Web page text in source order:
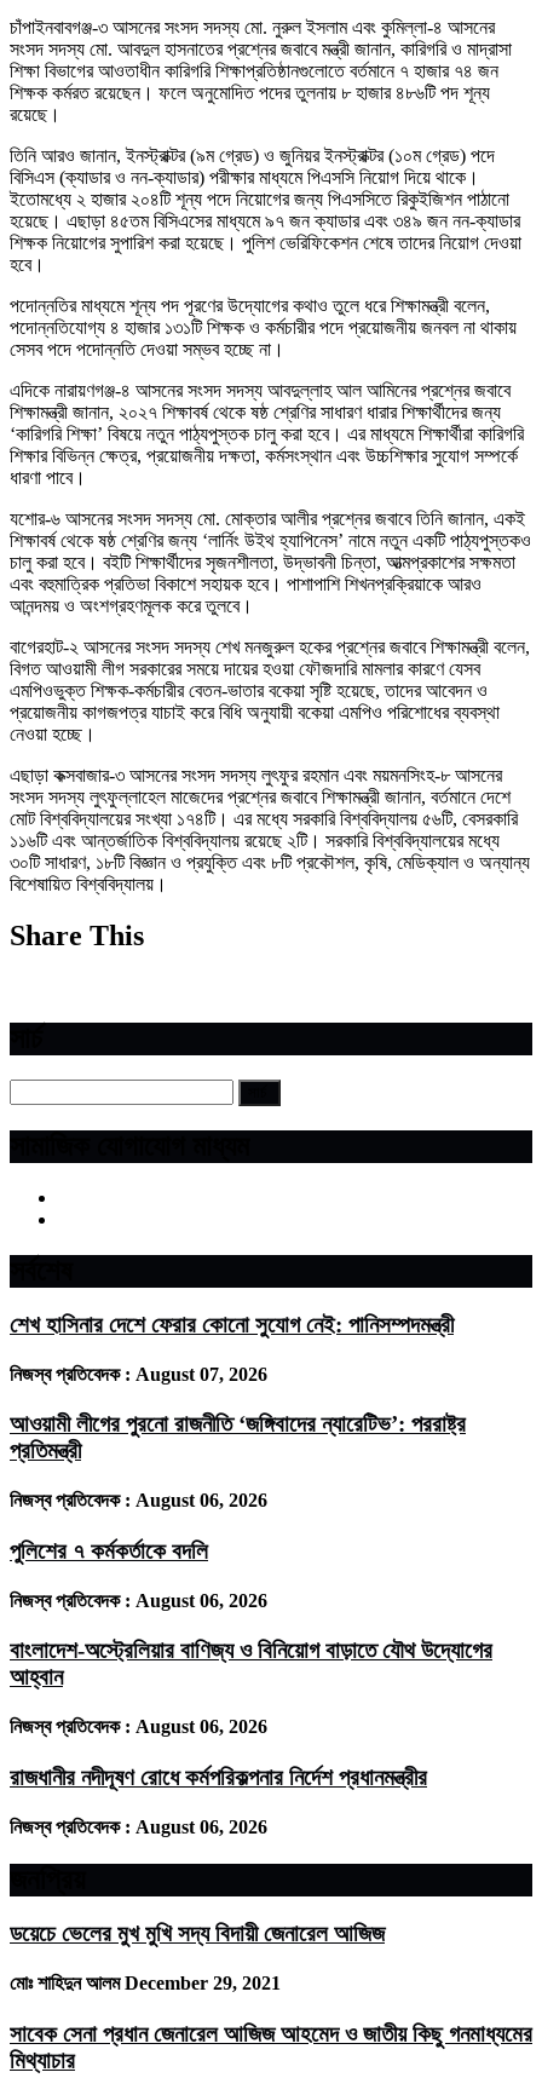
চাঁপাইনবাবগঞ্জ-৩ আসনের সংসদ সদস্য মো. নুরুল ইসলাম এবং কুমিল্লা-৪ আসনের
সংসদ সদস্য মো. আবদুল হাসনাতের প্রশ্নের জবাবে মন্ত্রী জানান, কারিগরি ও মাদ্রাসা
শিক্ষা বিভাগের আওতাধীন কারিগরি শিক্ষাপ্রতিষ্ঠানগুলোতে বর্তমানে ৭ হাজার ৭৪ জন
শিক্ষক কর্মরত রয়েছেন। ফলে অনুমোদিত পদের তুলনায় ৮ হাজার ৪৮৬টি পদ শূন্য
রয়েছে।
তিনি আরও জানান, ইনস্ট্রাক্টর (৯ম গ্রেড) ও জুনিয়র ইনস্ট্রাক্টর (১০ম গ্রেড) পদে
বিসিএস (ক্যাডার ও নন-ক্যাডার) পরীক্ষার মাধ্যমে পিএসসি নিয়োগ দিয়ে থাকে।
ইতোমধ্যে ২ হাজার ২০৪টি শূন্য পদে নিয়োগের জন্য পিএসসিতে রিকুইজিশন পাঠানো
হয়েছে। এছাড়া ৪৫তম বিসিএসের মাধ্যমে ৯৭ জন ক্যাডার এবং ৩৪৯ জন নন-ক্যাডার
শিক্ষক নিয়োগের সুপারিশ করা হয়েছে। পুলিশ ভেরিফিকেশন শেষে তাদের নিয়োগ দেওয়া
হবে।
পদোন্নতির মাধ্যমে শূন্য পদ পূরণের উদ্যোগের কথাও তুলে ধরে শিক্ষামন্ত্রী বলেন,
পদোন্নতিযোগ্য ৪ হাজার ১৩১টি শিক্ষক ও কর্মচারীর পদে প্রয়োজনীয় জনবল না থাকায়
সেসব পদে পদোন্নতি দেওয়া সম্ভব হচ্ছে না।
এদিকে নারায়ণগঞ্জ-৪ আসনের সংসদ সদস্য আবদুল্লাহ আল আমিনের প্রশ্নের জবাবে
শিক্ষামন্ত্রী জানান, ২০২৭ শিক্ষাবর্ষ থেকে ষষ্ঠ শ্রেণির সাধারণ ধারার শিক্ষার্থীদের জন্য
‘কারিগরি শিক্ষা’ বিষয়ে নতুন পাঠ্যপুস্তক চালু করা হবে। এর মাধ্যমে শিক্ষার্থীরা কারিগরি
শিক্ষার বিভিন্ন ক্ষেত্র, প্রয়োজনীয় দক্ষতা, কর্মসংস্থান এবং উচ্চশিক্ষার সুযোগ সম্পর্কে
ধারণা পাবে।
যশোর-৬ আসনের সংসদ সদস্য মো. মোক্তার আলীর প্রশ্নের জবাবে তিনি জানান, একই
শিক্ষাবর্ষ থেকে ষষ্ঠ শ্রেণির জন্য ‘লার্নিং উইথ হ্যাপিনেস’ নামে নতুন একটি পাঠ্যপুস্তকও
চালু করা হবে। বইটি শিক্ষার্থীদের সৃজনশীলতা, উদ্ভাবনী চিন্তা, আত্মপ্রকাশের সক্ষমতা
এবং বহুমাত্রিক প্রতিভা বিকাশে সহায়ক হবে। পাশাপাশি শিখনপ্রক্রিয়াকে আরও
আনন্দময় ও অংশগ্রহণমূলক করে তুলবে।
বাগেরহাট-২ আসনের সংসদ সদস্য শেখ মনজুরুল হকের প্রশ্নের জবাবে শিক্ষামন্ত্রী বলেন,
বিগত আওয়ামী লীগ সরকারের সময়ে দায়ের হওয়া ফৌজদারি মামলার কারণে যেসব
এমপিওভুক্ত শিক্ষক-কর্মচারীর বেতন-ভাতার বকেয়া সৃষ্টি হয়েছে, তাদের আবেদন ও
প্রয়োজনীয় কাগজপত্র যাচাই করে বিধি অনুযায়ী বকেয়া এমপিও পরিশোধের ব্যবস্থা
নেওয়া হচ্ছে।
এছাড়া কক্সবাজার-৩ আসনের সংসদ সদস্য লুৎফুর রহমান এবং ময়মনসিংহ-৮ আসনের
সংসদ সদস্য লুৎফুল্লাহেল মাজেদের প্রশ্নের জবাবে শিক্ষামন্ত্রী জানান, বর্তমানে দেশে
মোট বিশ্ববিদ্যালয়ের সংখ্যা ১৭৪টি। এর মধ্যে সরকারি বিশ্ববিদ্যালয় ৫৬টি, বেসরকারি
১১৬টি এবং আন্তর্জাতিক বিশ্ববিদ্যালয় রয়েছে ২টি। সরকারি বিশ্ববিদ্যালয়ের মধ্যে
৩০টি সাধারণ, ১৮টি বিজ্ঞান ও প্রযুক্তি এবং ৮টি প্রকৌশল, কৃষি, মেডিক্যাল ও অন্যান্য
বিশেষায়িত বিশ্ববিদ্যালয়।
Share This
শেখ হাসিনার দেশে ফেরার কোনো সুযোগ নেই: পানিসম্পদমন্ত্রী
নিজস্ব প্রতিবেদক : August 07, 2026
আওয়ামী লীগের পুরনো রাজনীতি ‘জঙ্গিবাদের ন্যারেটিভ’: পররাষ্ট্র
প্রতিমন্ত্রী
নিজস্ব প্রতিবেদক : August 06, 2026
পুলিশের ৭ কর্মকর্তাকে বদলি
নিজস্ব প্রতিবেদক : August 06, 2026
বাংলাদেশ-অস্ট্রেলিয়ার বাণিজ্য ও বিনিয়োগ বাড়াতে যৌথ উদ্যোগের
আহ্বান
নিজস্ব প্রতিবেদক : August 06, 2026
রাজধানীর নদীদূষণ রোধে কর্মপরিকল্পনার নির্দেশ প্রধানমন্ত্রীর
নিজস্ব প্রতিবেদক : August 06, 2026
ডয়েচে ভেলের মুখ মুখি সদ্য বিদায়ী জেনারেল আজিজ
মোঃ শাহিদুন আলমDecember 29, 2021
সাবেক সেনা প্রধান জেনারেল আজিজ আহমেদ ও জাতীয় কিছু গনমাধ্যমের
মিথ্যাচার